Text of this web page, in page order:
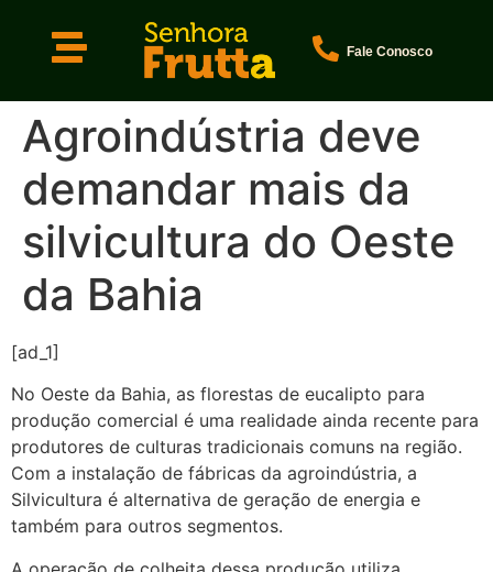
Fale Conosco
Agroindústria deve
demandar mais da
silvicultura do Oeste
da Bahia
[ad_1]
No Oeste da Bahia, as florestas de eucalipto para
produção comercial é uma realidade ainda recente para
produtores de culturas tradicionais comuns na região.
Com a instalação de fábricas da agroindústria, a
Silvicultura é alternativa de geração de energia e
também para outros segmentos.